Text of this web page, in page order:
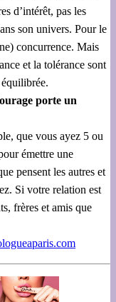
d’intérêt, pas les
son univers. Pour le
concurrence. Mais
et la tolérance sont
porte un
que vous ayez 5 ou
émettre une
pensent les autres et
Si votre relation est
frères et amis que